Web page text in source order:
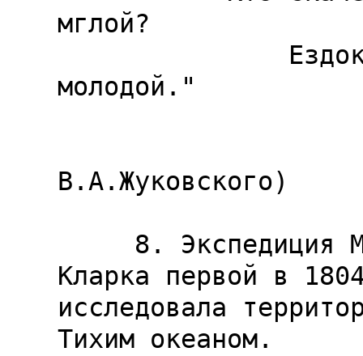
мглой?
молодой."
В.А.Жуковского)
Кларка первой в
исследовала
Тихим океаном.